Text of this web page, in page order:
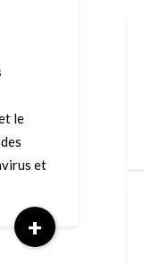
le
et
+Read
More